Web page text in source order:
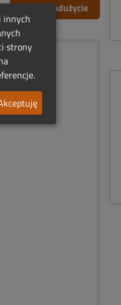
Zgłoś nadużycie
innych
strony